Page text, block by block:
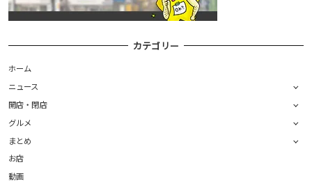
カテゴリー
ホーム
ニュース
開店・閉店
グルメ
まとめ
お店
動画